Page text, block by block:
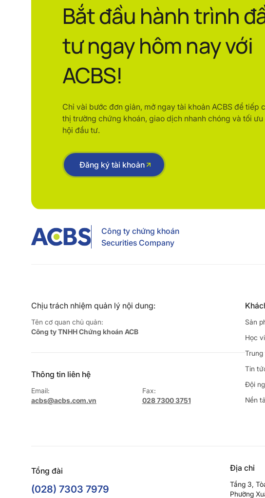
Bắt đầu hành trình
tư ngay hôm nay với
ACBS!
Chỉ vài bước đơn giản, mở ngay tài khoản ACBS để tiếp
thị trường chứng khoán, giao dịch nhanh chóng và tối ưu
hội đầu tư.
Đăng ký tài khoản
Công ty chứng khoán
Securities Company
Chịu trách nhiệm quản lý nội dung:
Tên cơ quan chủ quản:
Công ty TNHH Chứng khoán ACB
Thông tin liên hệ
Email:
acbs@acbs.com.vn
Fax:
028 7300 3751
Sản
Học
Tin
Đội
Nền
Tổng đài
(028) 7303 7979
Địa chỉ
Tầng 3,
Phường